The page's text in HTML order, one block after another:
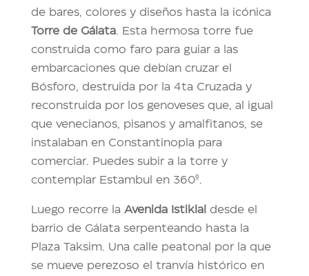
de bares, colores y diseños hasta la icónica
Torre de Gálata. Esta hermosa torre fue
construida como faro para guiar a las
embarcaciones que debían cruzar el
Bósforo, destruida por la 4ta Cruzada y
reconstruida por los genoveses que, al igual
que venecianos, pisanos y amalfitanos, se
instalaban en Constantinopla para
comerciar. Puedes subir a la torre y
contemplar Estambul en 360º.
Luego recorre la Avenida Istiklal
desde el
barrio de Gálata serpenteando hasta la
Plaza Taksim. Una calle peatonal por la que
se mueve perezoso el tranvía histórico en